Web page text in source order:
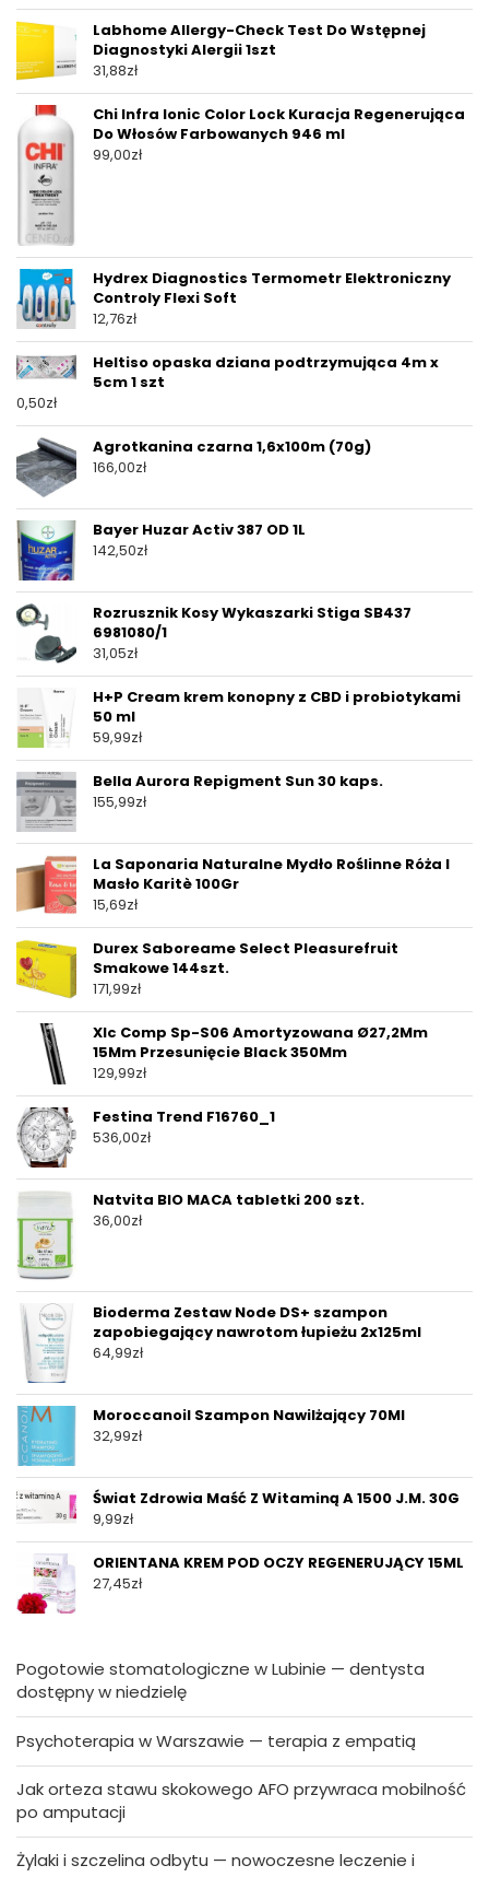
Labhome Allergy-Check Test Do Wstępnej
Diagnostyki Alergii 1szt
31,88zł
Chi Infra Ionic Color Lock Kuracja Regenerująca
Do Włosów Farbowanych 946 ml
99,00zł
Hydrex Diagnostics Termometr Elektroniczny
Controly Flexi Soft
12,76zł
Heltiso opaska dziana podtrzymująca 4m x
5cm 1 szt
0,50zł
Agrotkanina czarna 1,6x100m (70g)
166,00zł
Bayer Huzar Activ 387 OD 1L
142,50zł
Rozrusznik Kosy Wykaszarki Stiga SB437
6981080/1
31,05zł
H+P Cream krem konopny z CBD i probiotykami
50 ml
59,99zł
Bella Aurora Repigment Sun 30 kaps.
155,99zł
La Saponaria Naturalne Mydło Roślinne Róża I
Masło Karitè 100Gr
15,69zł
Durex Saboreame Select Pleasurefruit
Smakowe 144szt.
171,99zł
Xlc Comp Sp-S06 Amortyzowana Ø27,2Mm
15Mm Przesunięcie Black 350Mm
129,99zł
Festina Trend F16760_1
536,00zł
Natvita BIO MACA tabletki 200 szt.
36,00zł
Bioderma Zestaw Node DS+ szampon
zapobiegający nawrotom łupieżu 2x125ml
64,99zł
Moroccanoil Szampon Nawilżający 70Ml
32,99zł
Świat Zdrowia Maść Z Witaminą A 1500 J.M. 30G
9,99zł
ORIENTANA KREM POD OCZY REGENERUJĄCY 15ML
27,45zł
Pogotowie stomatologiczne w Lubinie — dentysta
dostępny w niedzielę
Psychoterapia w Warszawie — terapia z empatią
Jak orteza stawu skokowego AFO przywraca mobilność
po amputacji
Żylaki i szczelina odbytu — nowoczesne leczenie i